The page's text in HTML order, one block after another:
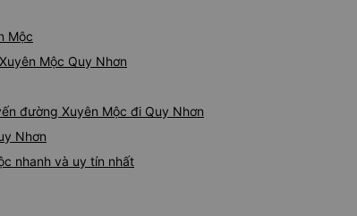
Mộc
Mộc Quy Nhơn
đường Xuyên Mộc đi Quy Nhơn
Nhơn
nhanh và uy tín nhất